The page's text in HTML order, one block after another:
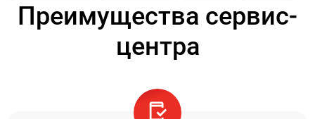
Преимущества сервис-
центра